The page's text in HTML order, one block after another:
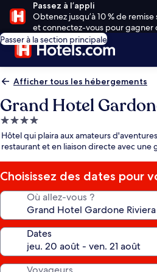
Passez à l’appli
Obtenez jusqu’à 10 % de
et connectez-vous pour gagner
Passer à la section principale
Afficher tous les hébergements
Grand Hotel
Hébergement
4.0 étoiles
Hôtel qui plaira aux amateurs
restaurant et en liaison directe avec
Choisissez des dates pour
Où allez-vous ?
Dates